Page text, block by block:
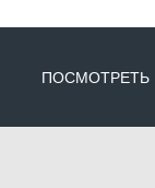
ПОСМОТРЕТЬ